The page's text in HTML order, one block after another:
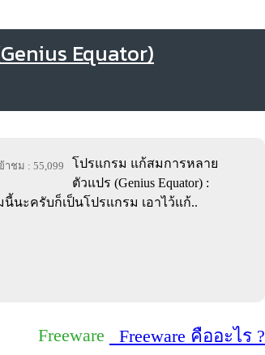
Equator)
าชม : 55,099
โปรแกรม แก้สมการหลาย
ตัวแปร (Genius Equator) :
นะครับก็เป็นโปรแกรม เอาไว้แก้..
Freeware Freeware คืออะไร ?